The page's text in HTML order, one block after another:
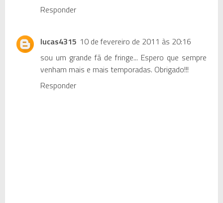
Responder
lucas4315 10 de fevereiro de 2011 às 20:16
sou um grande fã de fringe... Espero que sempre
venham mais e mais temporadas. Obrigado!!!
Responder